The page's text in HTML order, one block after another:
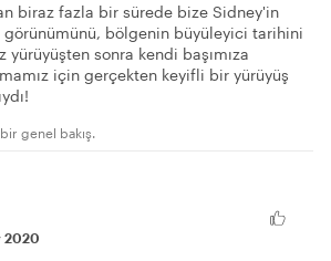
biraz fazla bir sürede bize Sidney'in
bölgenin büyüleyici tarihini
yürüyüşten sonra kendi başımıza
için gerçekten keyifli bir yürüyüş
genel bakış.
2020